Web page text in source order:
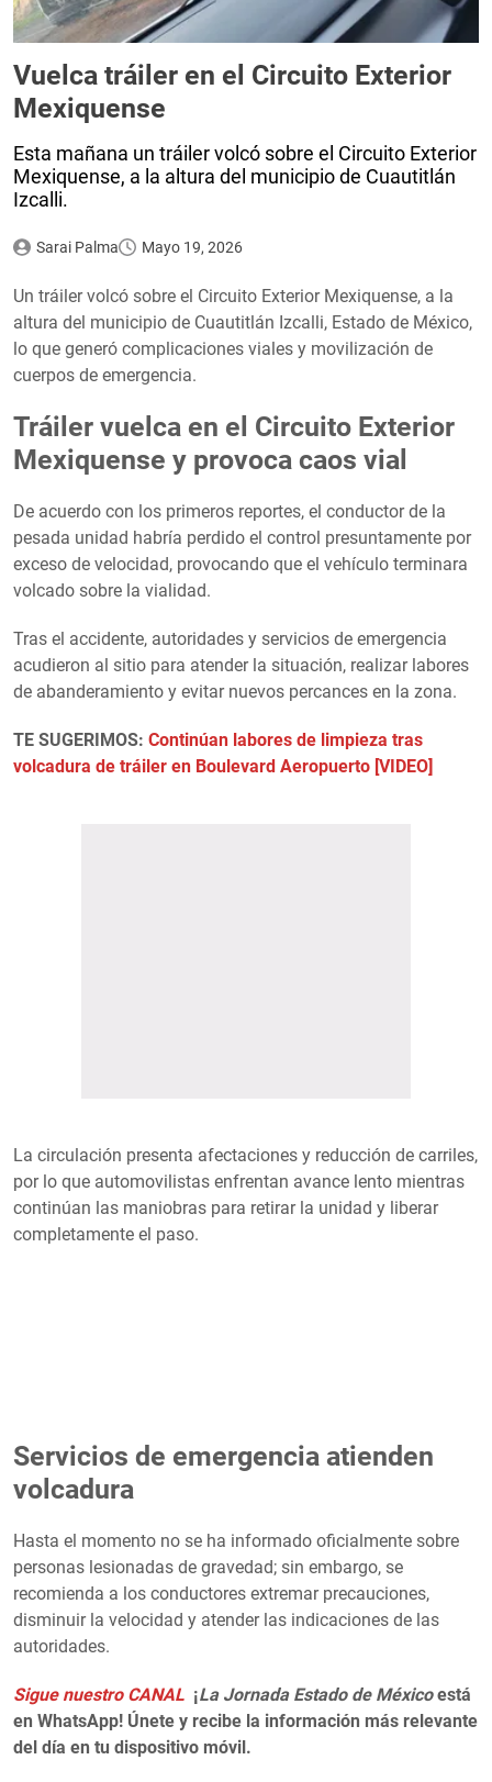
Vuelca tráiler en el Circuito Exterior
Mexiquense
Esta mañana un tráiler volcó sobre el Circuito Exterior
Mexiquense, a la altura del municipio de Cuautitlán
Izcalli.
Sarai Palma Mayo 19, 2026
Un tráiler volcó sobre el Circuito Exterior Mexiquense, a la
altura del municipio de Cuautitlán Izcalli, Estado de México,
lo que generó complicaciones viales y movilización de
cuerpos de emergencia.
Tráiler vuelca en el Circuito Exterior
Mexiquense y provoca caos vial
De acuerdo con los primeros reportes, el conductor de la
pesada unidad habría perdido el control presuntamente por
exceso de velocidad, provocando que el vehículo terminara
volcado sobre la vialidad.
Tras el accidente, autoridades y servicios de emergencia
acudieron al sitio para atender la situación, realizar labores
de abanderamiento y evitar nuevos percances en la zona.
TE SUGERIMOS: Continúan labores de limpieza tras
volcadura de tráiler en Boulevard Aeropuerto [VIDEO]
La circulación presenta afectaciones y reducción de carriles,
por lo que automovilistas enfrentan avance lento mientras
continúan las maniobras para retirar la unidad y liberar
completamente el paso.
Servicios de emergencia atienden
volcadura
Hasta el momento no se ha informado oficialmente sobre
personas lesionadas de gravedad; sin embargo, se
recomienda a los conductores extremar precauciones,
disminuir la velocidad y atender las indicaciones de las
autoridades.
Sigue nuestro CANAL ¡La Jornada Estado de Méxicoestá
en WhatsApp! Únete y recibe la información más relevante
del día en tu dispositivo móvil.